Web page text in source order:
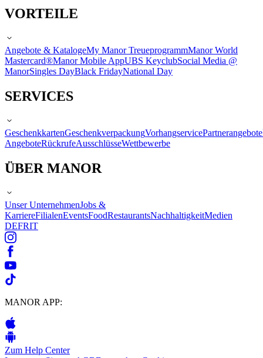
VORTEILE
Angebote & KatalogeMy Manor TreueprogrammManor World
Mastercard®Manor Mobile AppUBS KeyclubSocial Media @
ManorSingles DayBlack FridayNational Day
SERVICES
GeschenkkartenGeschenkverpackungVorhangservicePartnerangebote
AngeboteRückrufeAusschlüsseWettbewerbe
ÜBER MANOR
Unser UnternehmenJobs &
KarriereFilialenEventsFoodRestaurantsNachhaltigkeitMedien
DEFRIT
MANOR APP:
Zum Help Center